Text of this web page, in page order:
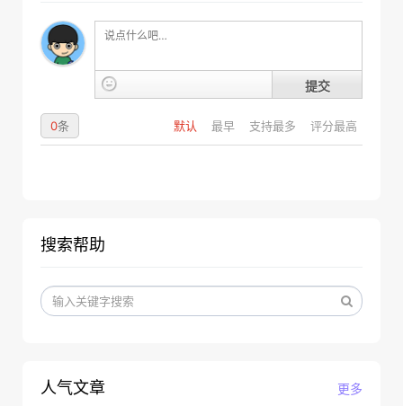
提交
默认 最早 支持最多 评分最高
0条
搜索帮助
更多
人气文章